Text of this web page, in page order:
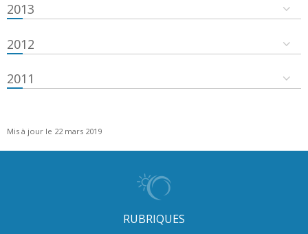
2013
2012
2011
Mis à jour le 22 mars 2019
RUBRIQUES